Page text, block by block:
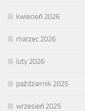
kwiecień 2026
marzec 2026
luty 2026
październik 2025
wrzesień 2025